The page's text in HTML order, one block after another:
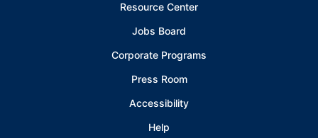
Resource Center
Jobs Board
Corporate Programs
Press Room
Accessibility
Help